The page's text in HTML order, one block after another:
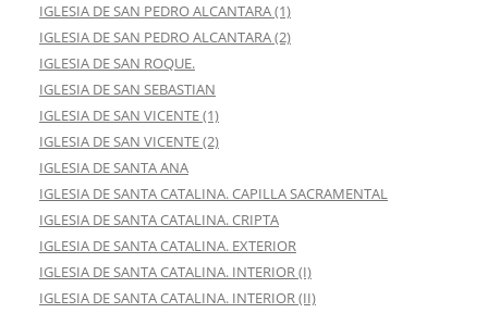
IGLESIA DE SAN PEDRO ALCANTARA (1)
IGLESIA DE SAN PEDRO ALCANTARA (2)
IGLESIA DE SAN ROQUE.
IGLESIA DE SAN SEBASTIAN
IGLESIA DE SAN VICENTE (1)
IGLESIA DE SAN VICENTE (2)
IGLESIA DE SANTA ANA
IGLESIA DE SANTA CATALINA. CAPILLA SACRAMENTAL
IGLESIA DE SANTA CATALINA. CRIPTA
IGLESIA DE SANTA CATALINA. EXTERIOR
IGLESIA DE SANTA CATALINA. INTERIOR (I)
IGLESIA DE SANTA CATALINA. INTERIOR (II)